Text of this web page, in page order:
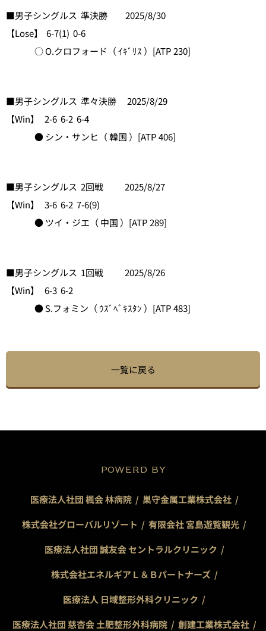
■男子シングルス 準決勝 2025/8/30
【Lose】 6-7(1) 0-6
○ O.クロフォード（ ｲｷﾞﾘｽ ）[ATP 230]
■男子シングルス 準々決勝 2025/8/29
【Win】 2-6 6-2 6-4
● シン・サンヒ（ 韓国 ）[ATP 406]
■男子シングルス 2回戦 2025/8/27
【Win】 3-6 6-2 7-6(9)
● ツイ・ジエ（ 中国 ）[ATP 289]
■男子シングルス 1回戦 2025/8/26
【Win】 6-3 6-2
● S.フォミン（ ｳｽﾞﾍﾞｷｽﾀﾝ ）[ATP 483]
一覧に戻る
POWERD BY
医療法人社団 楓会 林病院
巣守金属工業株式会社
株式会社グローバルリゾート
有限会社 宮島遊覧観光
医療法人社団 誠友会 セントラルクリニック
株式会社エネルギアＬ＆Ｂパートナーズ
医療法人 日域整形外科クリニック
医療法人社団 慈杏会 土肥整形外科病院
創建工業株式会社